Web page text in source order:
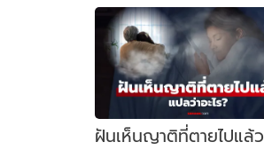
ฝันเห็นญาติที่ตายไปแล้ว